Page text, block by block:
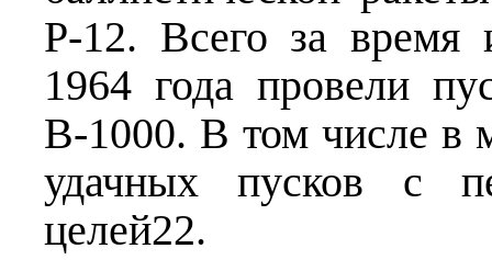
Р-12. Всего за
1964 года провели
В-1000. В том числе
удачных пусков с
целей22.